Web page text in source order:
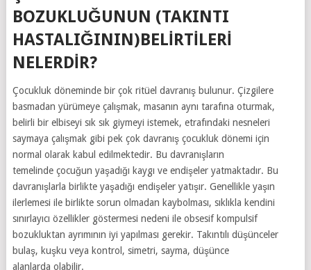
BOZUKLUĞUNUN (TAKINTI
HASTALIĞININ)BELIRTILERI
NELERDIR?
Çocukluk döneminde bir çok ritüel davranış bulunur. Çizgilere
basmadan yürümeye çalışmak, masanın aynı tarafına oturmak,
belirli bir elbiseyi sık sık giymeyi istemek, etrafındaki nesneleri
saymaya çalışmak gibi pek çok davranış çocukluk dönemi için
normal olarak kabul edilmektedir. Bu davranışların
temelinde çocuğun yaşadığı kaygı ve endişeler yatmaktadır. Bu
davranışlarla birlikte yaşadığı endişeler yatışır. Genellikle yaşın
ilerlemesi ile birlikte sorun olmadan kaybolması, sıklıkla kendini
sınırlayıcı özellikler göstermesi nedeni ile obsesif kompulsif
bozukluktan ayrımının iyi yapılması gerekir. Takıntılı düşünceler
bulaş, kuşku veya kontrol, simetri, sayma, düşünce
alanlarda olabilir.